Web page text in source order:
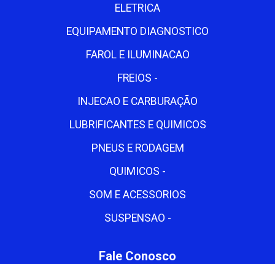
ELETRICA
EQUIPAMENTO DIAGNOSTICO
FAROL E ILUMINACAO
FREIOS -
INJECAO E CARBURAÇÃO
LUBRIFICANTES E QUIMICOS
PNEUS E RODAGEM
QUIMICOS -
SOM E ACESSORIOS
SUSPENSAO -
Fale Conosco